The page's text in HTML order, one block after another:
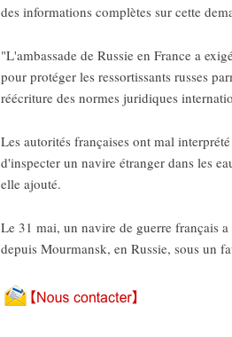
des informations complètes sur cette
"L'ambassade de Russie en France a
pour protéger les ressortissants russes
réécriture des normes juridiques
Les autorités françaises ont mal
d'inspecter un navire étranger dans les
elle ajouté.
Le 31 mai, un navire de guerre français
depuis Mourmansk, en Russie, sous un